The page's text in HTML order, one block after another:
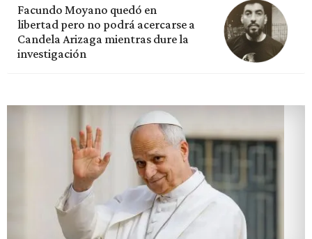
Facundo Moyano quedó en
libertad pero no podrá acercarse a
Candela Arizaga mientras dure la
investigación